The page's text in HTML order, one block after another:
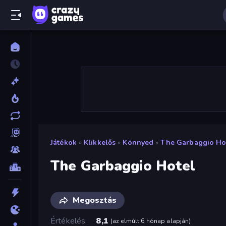
Játékok » Klikkelős » Könnyed » The Garbaggio
The Garbaggio Hotel
Megosztás
Értékelés
8,1 (az elmúlt 6 hónap alapján)